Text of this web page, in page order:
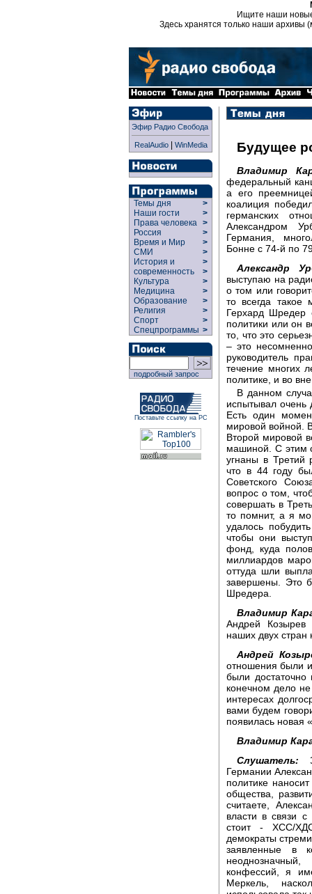
Ищите наши
Здесь хранятся только наши архивы
Эфир Радио Свобода
RealAudio| WinMedia
Темы дня
>
Наши гости
>
Права человека >
Россия
>
Время и Мир
>
СМИ
>
История и
современность
>
>
Культура
>
Медицина
>
Образование
>
Религия
>
Спорт
>
Спецпрограммы >
подробный запрос
Поставьте ссылку на РС
Будущее
Владимир
федеральный
а его
коалиция
германских
Александром
Германия,
Бонне с 74-й по
Александр
выступаю на
о том или
то всегда такое
Герхард Шредер
политики или он
то, что это
– это
руководитель
течение многих
политике, и во
В данном
испытывал очень
Есть один
мировой войной.
Второй мировой
машиной. С этим
угнаны в Третий
что в 44 году
Советского
вопрос о том,
совершать в
то помнит, а я
удалось
чтобы они
фонд, куда
миллиардов
оттуда шли
завершены. Это
Шредера.
Владимир
Андрей
наших двух
Андрей
отношения были
были достаточно
конечном дело
интересах
вами будем
появилась новая
Владимир
Слушатель:
Германии
политике
общества,
считаете,
власти в связи
стоит - ХСС/
демократы
заявленные в
конфессий, я
Меркель,